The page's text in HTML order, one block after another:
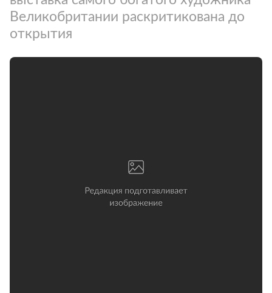
Великобритании раскритикована до
открытия